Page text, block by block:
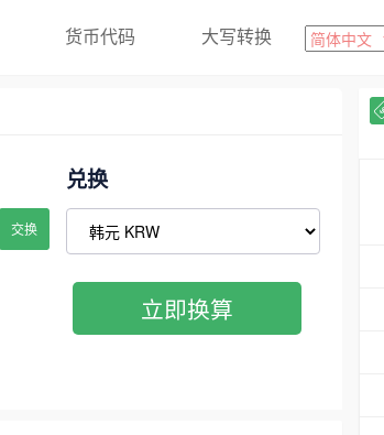
货币代码 大写转换
交换
兑换
立即换算